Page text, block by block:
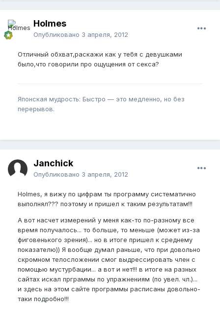
Holmes
Опубликовано 3 апреля, 2012
Отличный обхват,раскажи как у тебя с девушками
было,что говорили про ощущения от секса?
Японская мудрость: Быстро — это медленно, но без
перерывов.
Janchick
Опубликовано 3 апреля, 2012
Holmes, я вижу по цифрам ты программу систематично
выполнял??? поэтому и пришел к таким результатам!!!
А вот насчет измерений у меня как-то по-разному все
время получалось... то больше, то меньше (может из-за
фиговенького зрения)... но в итоге пришел к среднему
показателю)) Я вообще думал раньше, что при довольно
скромном телосложении смог выдрессировать член с
помощью мустурбации... а вот и нет!!! в итоге на разных
сайтах искал прграммы по упражнениям (по увел. чл.)...
и здесь на этом сайте программы расписаны довольно-
таки подробно!!!